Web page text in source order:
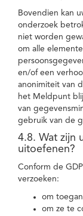
Bovendien kan
onderzoek
niet worden
om alle
en/of een
anonimiteit van
het Meldpunt
van
gebruik van de
4.8. Wat zijn
uitoefenen?
Conform de
verzoeken:
om
om ze te